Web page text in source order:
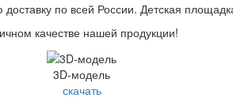
по всей России. Детская
качестве нашей продукции!
3D-модель
скачать